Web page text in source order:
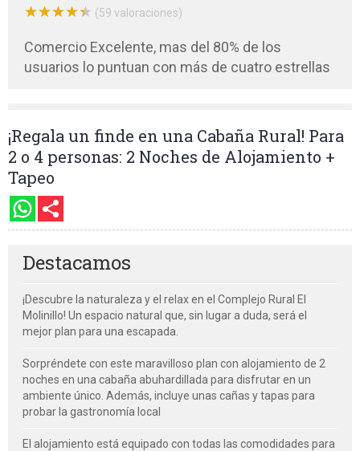
★★★★★
★★★★★ (59 valoraciones)
Comercio Excelente, mas del 80% de los
usuarios lo puntuan con más de cuatro estrellas
¡Regala un finde en una Cabaña Rural! Para
2 o 4 personas: 2 Noches de Alojamiento +
Tapeo
Destacamos
¡Descubre la naturaleza y el relax en el Complejo Rural El
Molinillo! Un espacio natural que, sin lugar a duda, será el
mejor plan para una escapada.
Sorpréndete con este maravilloso plan con alojamiento de 2
noches en una cabaña abuhardillada para disfrutar en un
ambiente único. Además, incluye unas cañas y tapas para
probar la gastronomía local
El alojamiento está equipado con todas las comodidades para